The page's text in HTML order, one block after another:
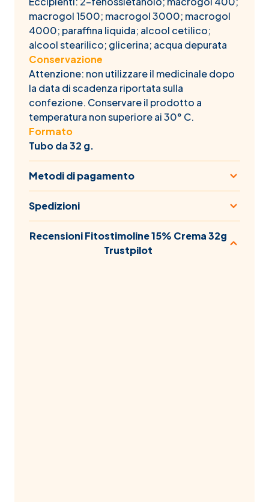
macrogol 1500; macrogol 3000; macrogol
4000; paraffina liquida; alcool cetilico;
alcool stearilico; glicerina; acqua depurata
Conservazione
Attenzione: non utilizzare il medicinale dopo
la data di scadenza riportata sulla
confezione. Conservare il prodotto a
temperatura non superiore ai 30° C.
Formato
Tubo da 32 g.
Metodi di pagamento
Spedizioni
Recensioni Fitostimoline 15% Crema 32g
Trustpilot